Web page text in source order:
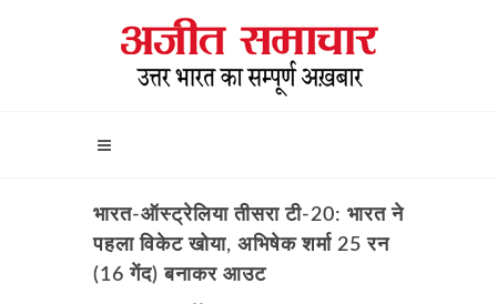
भारत-ऑस्ट्रेलिया तीसरा टी-20: भारत ने
पहला विकेट खोया, अभिषेक शर्मा 25 रन
(16 गेंद) बनाकर आउट